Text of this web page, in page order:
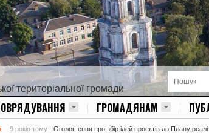
територіальної громади
ГРОМАДЯНАМ
9 років тому - Оголошення про збір ідей проектів до Плану